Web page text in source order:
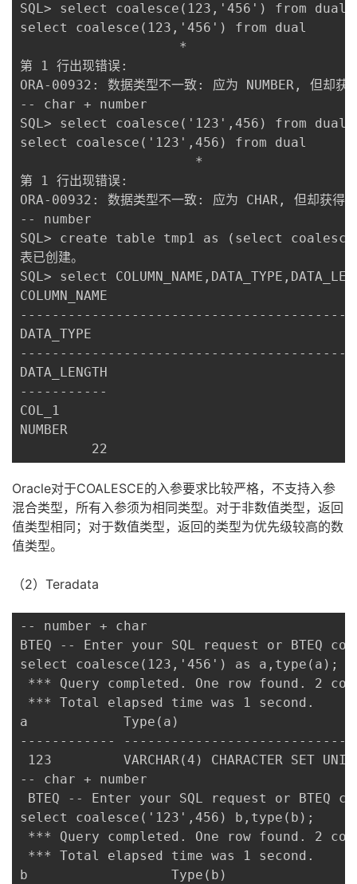
SQL> select coalesce(123,'456') from dual;
select coalesce(123,'456') from dual
                    *
第 1 行出现错误:
ORA-00932: 数据类型不一致: 应为 NUMBER, 但却获
-- char + number
SQL> select coalesce('123',456) from dual;
select coalesce('123',456) from dual
                      *
第 1 行出现错误:
ORA-00932: 数据类型不一致: 应为 CHAR, 但却获得
-- number
SQL> create table tmp1 as (select
表已创建。
SQL> select
COLUMN_NAME
DATA_TYPE
DATA_LENGTH
-----------
COL_1
NUMBER
         22
Oracle对于COALESCE的入参要求比较严格，不支持入参
混合类型， 所有入参须为相同类型。对于非数值类型，返回
值类型相同； 对于数值类型，返回的类型为优先级较高的数
值类型。
（2）Teradata
-- number + char
BTEQ -- Enter your SQL request or BTEQ
select coalesce(123,'456') as a,type(a);
*** Query completed. One row found. 2
*** Total elapsed time was 1 second.
a            Type(a)
------------
123         VARCHAR(4) CHARACTER SET
-- char + number
BTEQ -- Enter your SQL request or BTEQ
select coalesce('123',456) b,type(b);
*** Query completed. One row found. 2
*** Total elapsed time was 1 second.
b                  Type(b)